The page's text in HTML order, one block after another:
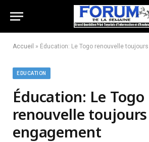
Accueil » Éducation: Le Togo renouvelle
EDUCATION
Éducation: Le Togo
renouvelle
engagement